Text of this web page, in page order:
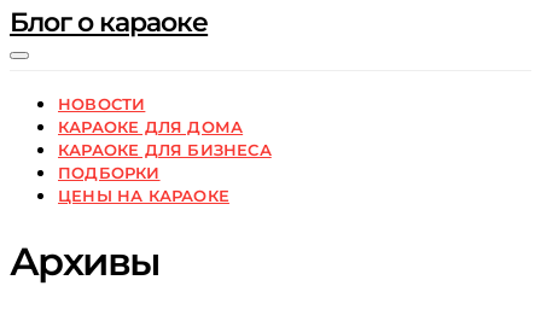
Блог о караоке
НОВОСТИ
КАРАОКЕ ДЛЯ ДОМА
КАРАОКЕ ДЛЯ БИЗНЕСА
ПОДБОРКИ
ЦЕНЫ НА КАРАОКЕ
Архивы